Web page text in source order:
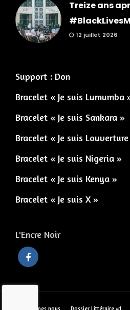
Treize ans
12 juillet 2026
Support : Don
Bracelet « Je suis Lumumba
Bracelet « Je suis Sankara »
Bracelet « Je suis
Bracelet « Je suis Nigeria »
Bracelet « Je suis Kenya »
Bracelet « Je suis X »
L'Encre Noir